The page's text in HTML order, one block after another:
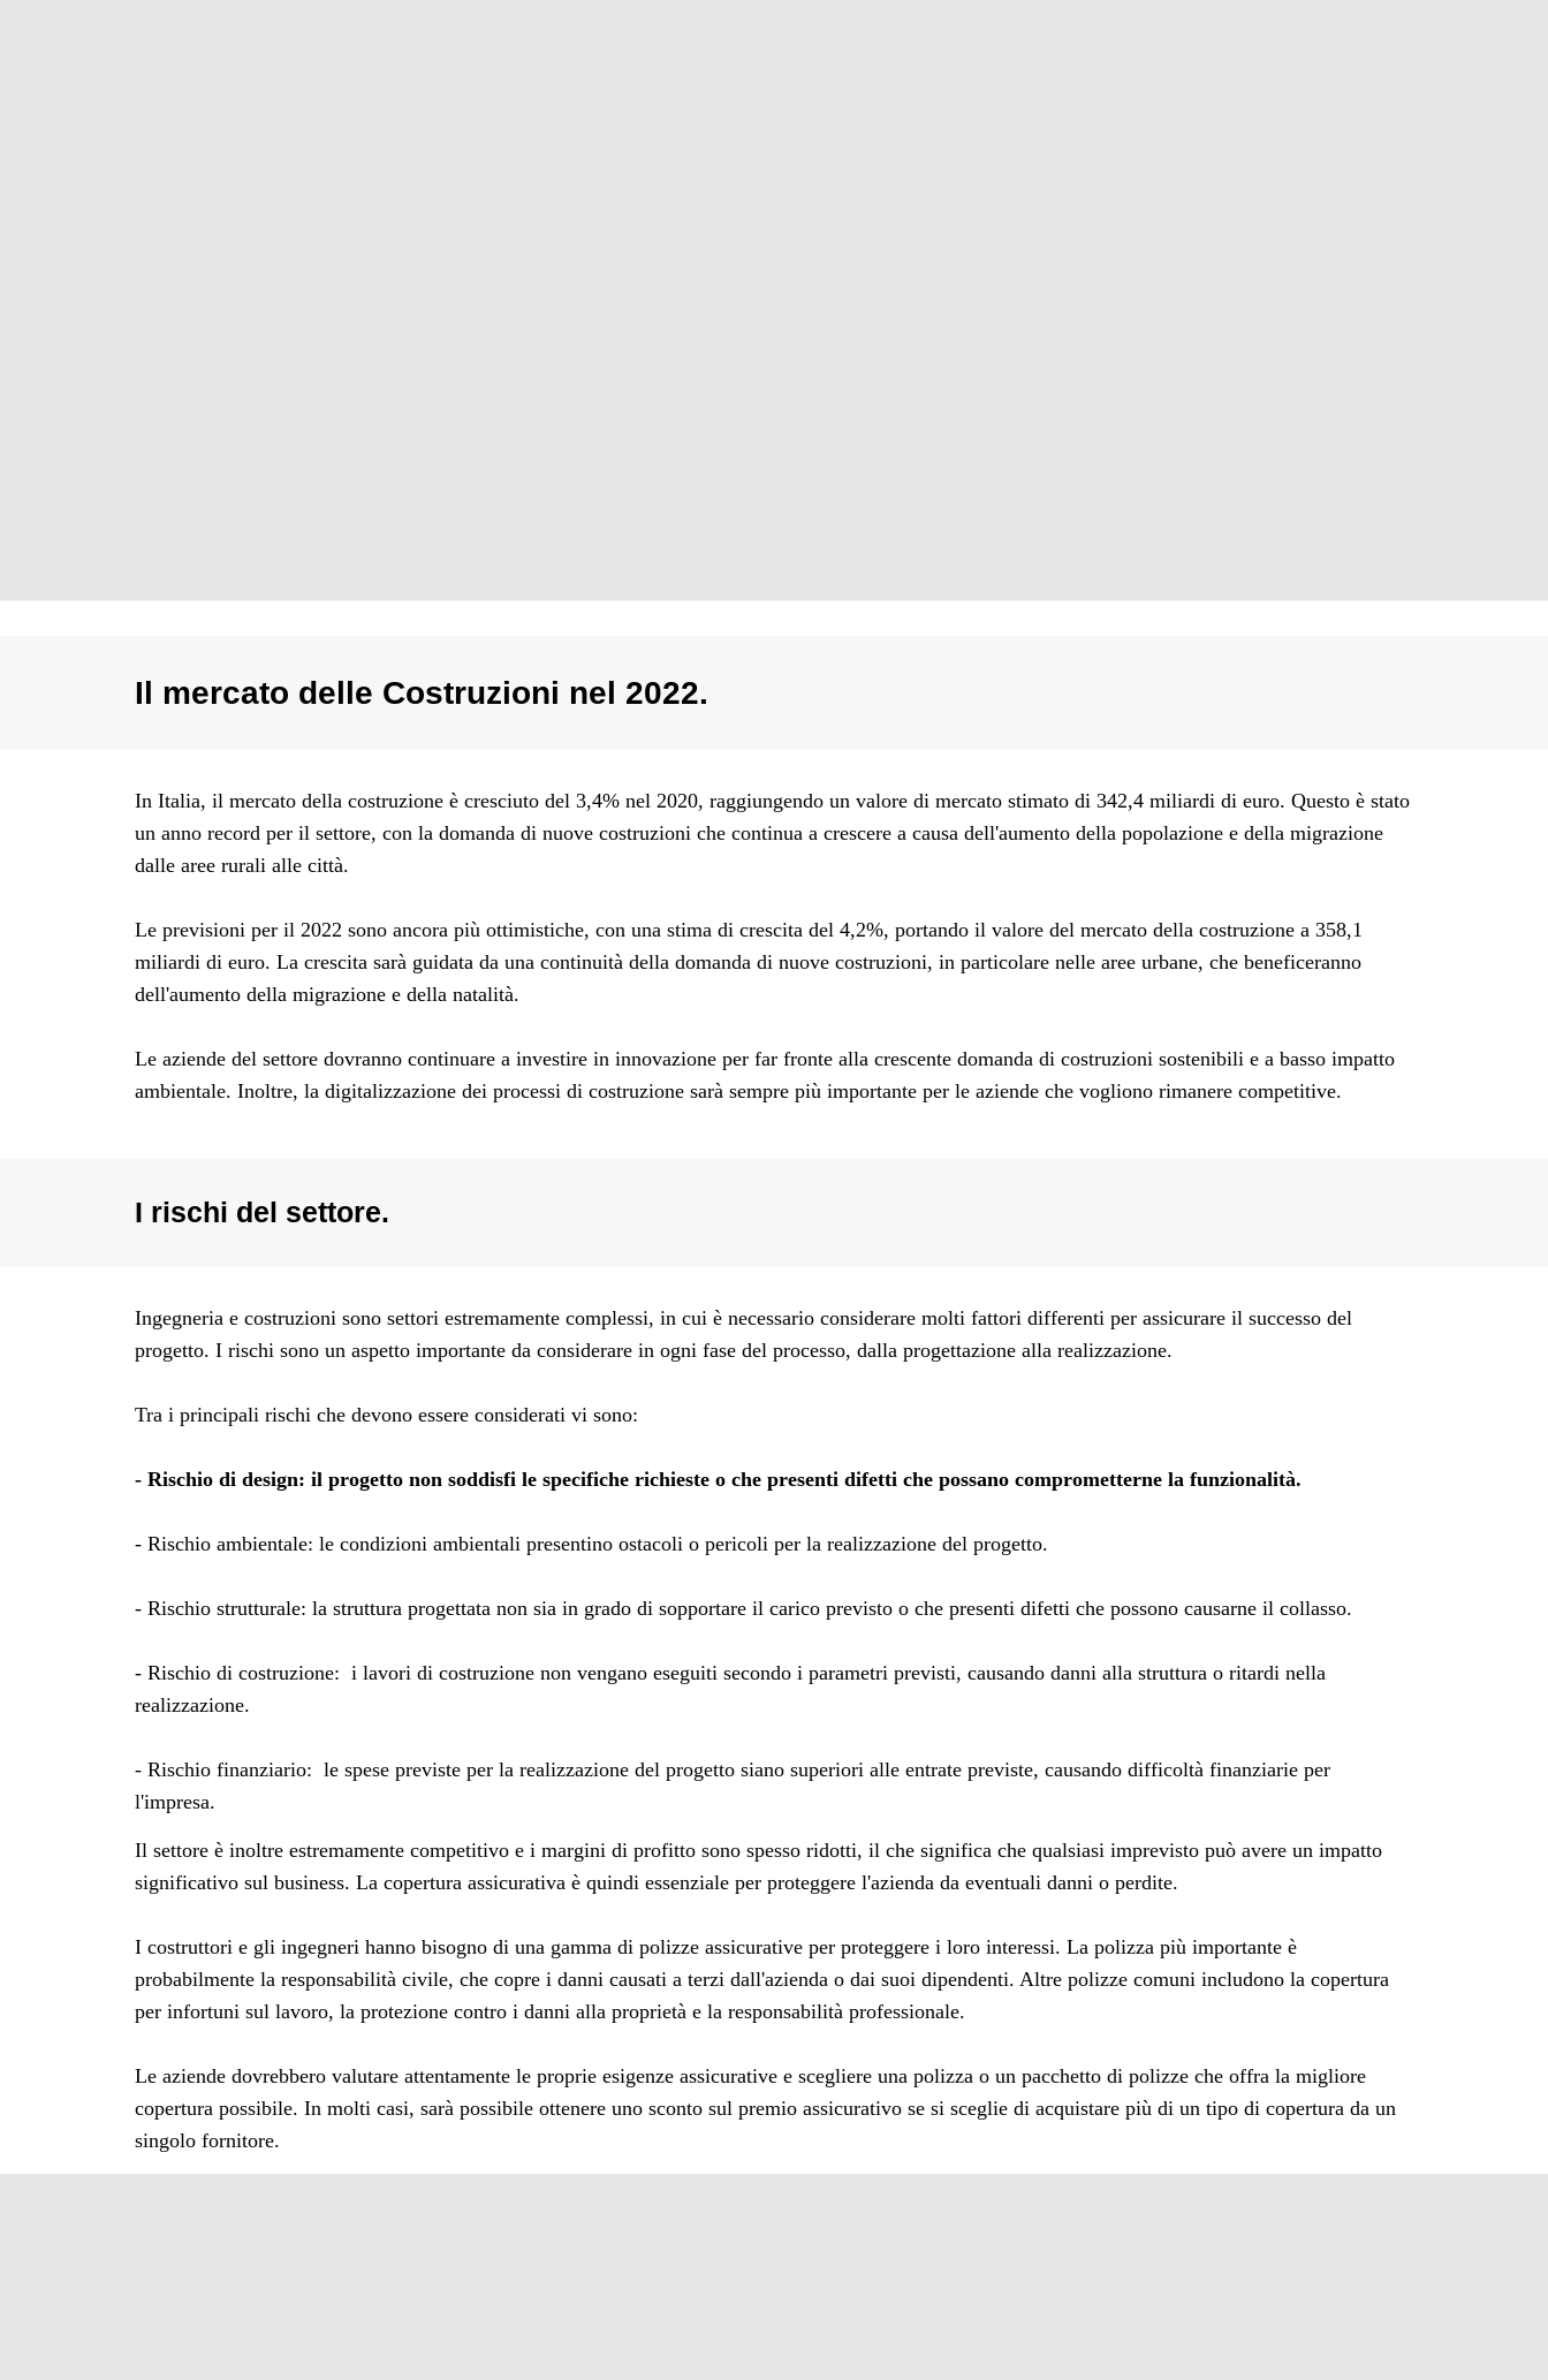
Il mercato delle Costruzioni nel 2022.
In Italia, il mercato della costruzione è cresciuto del 3,4% nel 2020, raggiungendo un valore di mercato stimato di 342,4 miliardi di euro. Questo è stato
un anno record per il settore, con la domanda di nuove costruzioni che continua a crescere a causa dell'aumento della popolazione e della migrazione
dalle aree rurali alle città.
Le previsioni per il 2022 sono ancora più ottimistiche, con una stima di crescita del 4,2%, portando il valore del mercato della costruzione a 358,1
miliardi di euro. La crescita sarà guidata da una continuità della domanda di nuove costruzioni, in particolare nelle aree urbane, che beneficeranno
dell'aumento della migrazione e della natalità.
Le aziende del settore dovranno continuare a investire in innovazione per far fronte alla crescente domanda di costruzioni sostenibili e a basso impatto
ambientale. Inoltre, la digitalizzazione dei processi di costruzione sarà sempre più importante per le aziende che vogliono rimanere competitive.
I rischi del settore.
Ingegneria e costruzioni sono settori estremamente complessi, in cui è necessario considerare molti fattori differenti per assicurare il successo del
progetto. I rischi sono un aspetto importante da considerare in ogni fase del processo, dalla progettazione alla realizzazione.
Tra i principali rischi che devono essere considerati vi sono:
- Rischio di design: il progetto non soddisfi le specifiche richieste o che presenti difetti che possano comprometterne la funzionalità.
- Rischio ambientale: le condizioni ambientali presentino ostacoli o pericoli per la realizzazione del progetto.
- Rischio strutturale: la struttura progettata non sia in grado di sopportare il carico previsto o che presenti difetti che possono causarne il collasso.
- Rischio di costruzione: i lavori di costruzione non vengano eseguiti secondo i parametri previsti, causando danni alla struttura o ritardi nella
realizzazione.
- Rischio finanziario: le spese previste per la realizzazione del progetto siano superiori alle entrate previste, causando difficoltà finanziarie per
l'impresa.
Il settore è inoltre estremamente competitivo e i margini di profitto sono spesso ridotti, il che significa che qualsiasi imprevisto può avere un impatto
significativo sul business. La copertura assicurativa è quindi essenziale per proteggere l'azienda da eventuali danni o perdite.
I costruttori e gli ingegneri hanno bisogno di una gamma di polizze assicurative per proteggere i loro interessi. La polizza più importante è
probabilmente la responsabilità civile, che copre i danni causati a terzi dall'azienda o dai suoi dipendenti. Altre polizze comuni includono la copertura
per infortuni sul lavoro, la protezione contro i danni alla proprietà e la responsabilità professionale.
Le aziende dovrebbero valutare attentamente le proprie esigenze assicurative e scegliere una polizza o un pacchetto di polizze che offra la migliore
copertura possibile. In molti casi, sarà possibile ottenere uno sconto sul premio assicurativo se si sceglie di acquistare più di un tipo di copertura da un
singolo fornitore.